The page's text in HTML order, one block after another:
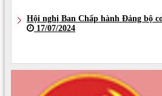
Hội nghị Ban Chấp hành Đảng bộ
17/07/2024